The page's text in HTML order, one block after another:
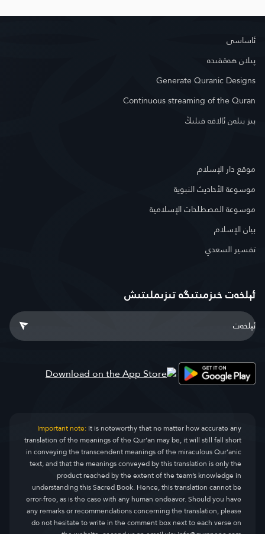
ئاساسى
پىلان ھەققىدە
Generate Quranic Designs
Continuous streaming of the Quran
بىز بىلەن ئالاقە قىلىڭ
موقع دار الإسلام
موسوعة الأحاديث النبوية
موسوعة المصطلحات الإسلامية
بيان الإسلام
تفسير السعدي
ئېلخەت خىزمىتىگە تىزىملىتىش
Important note:It is noteworthy that no matter how accurate any
translation of the meanings of the Qur’an may be, it will still fall short
in conveying the transcendent meanings of the miraculous Qur’anic
text, and that the meanings conveyed by this translation is only the
product reached by the extent of the team’s knowledge in
understanding this Sacred Book. Hence, this translation cannot be
error-free, as is the case with any human endeavor. Should you have
any remarks or recommendations concerning the translation, please
do not hesitate to write in the comment box next to each verse on